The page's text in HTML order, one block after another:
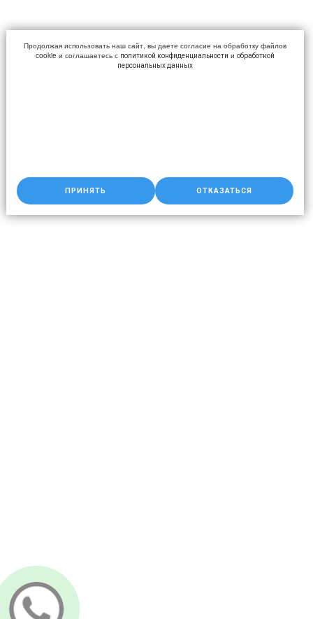
Продолжая использовать наш сайт, вы даете согласие на обработку файлов
cookie и соглашаетесь с политикой конфиденциальности и обработкой
персональных данных
ПРИНЯТЬ ОТКАЗАТЬСЯ